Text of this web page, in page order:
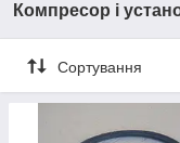
Компресор і
Сортування